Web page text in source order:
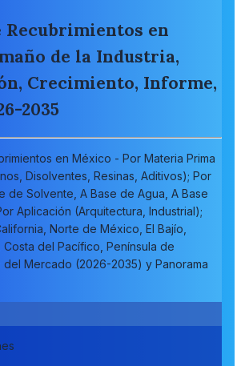
Recubrimientos en
de la Industria,
Crecimiento, Informe,
2035
en México - Por Materia Prima
Disolventes, Resinas, Aditivos); Por
de Solvente, A Base de Agua, A Base
Aplicación (Arquitectura, Industrial);
Norte de México, El Bajío,
del Pacífico, Península de
del Mercado (2026-2035) y Panorama